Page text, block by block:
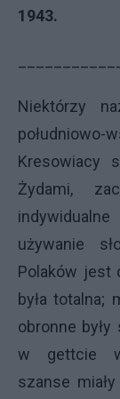
1943.
Niektórzy
południowo-
Kresowiacy
Żydami,
używanie
Polaków jest
była totalna;
obronne
w gettcie
szanse